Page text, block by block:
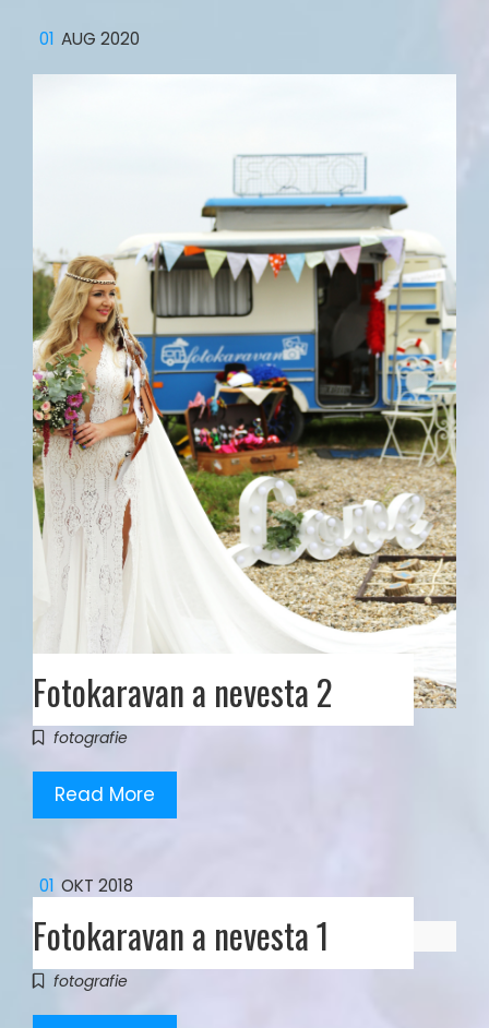
01 AUG 2020
Fotokaravan a nevesta 2
fotografie
Read More
01 OKT 2018
Fotokaravan a nevesta 1
fotografie